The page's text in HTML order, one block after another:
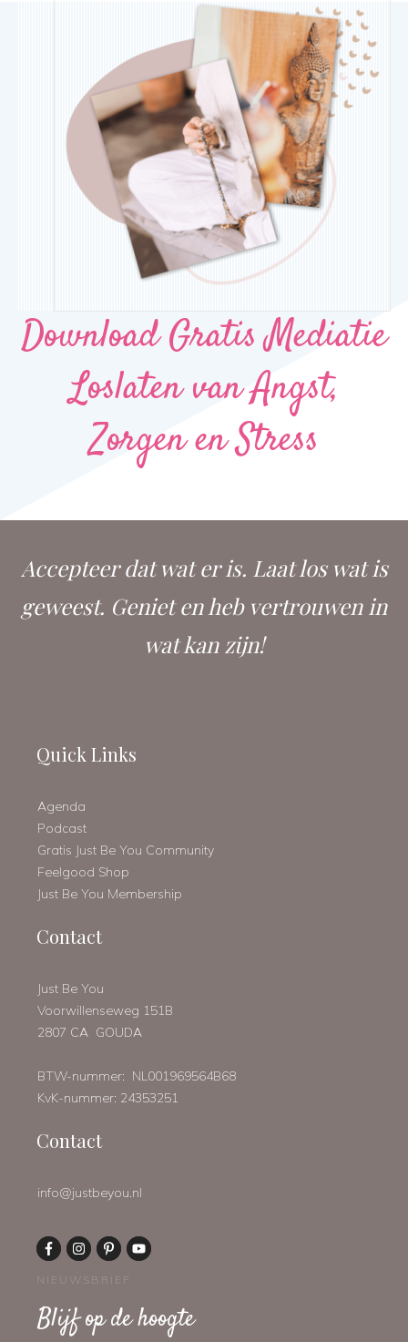
Download Gratis Mediatie
Loslaten van Angst,
Zorgen en Stress
Accepteer dat wat er is. Laat los wat is
geweest. Geniet en heb vertrouwen in
wat kan zijn!
Quick Links
Agenda
Podcast
Gratis Just Be You Community
Feelgood Shop
Just Be You Membership
Contact
Just Be You
Voorwillenseweg 151B
2807 CA GOUDA
BTW-nummer: NL001969564B68
KvK-nummer: 24353251
Contact
info@justbeyou.nl
NIEUWSBRIEF
Blijf op de hoogte